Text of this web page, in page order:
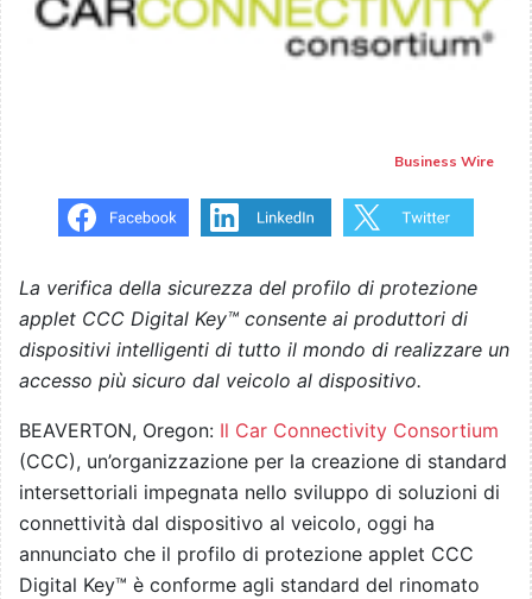
Business Wire
La verifica della sicurezza del profilo di protezione
applet CCC Digital Key™ consente ai produttori di
dispositivi intelligenti di tutto il mondo di realizzare un
accesso più sicuro dal veicolo al dispositivo.
BEAVERTON, Oregon: Il Car Connectivity Consortium
(CCC), un’organizzazione per la creazione di standard
intersettoriali impegnata nello sviluppo di soluzioni di
connettività dal dispositivo al veicolo, oggi ha
annunciato che il profilo di protezione applet CCC
Digital Key™ è conforme agli standard del rinomato